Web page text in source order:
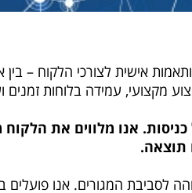
אישית לצורכי הלקוח – בין
מקצועי, עמידה בלוחות זמנים
אנו מלווים את
תוצאה.
לסביבת המגורים. אנו פועלים